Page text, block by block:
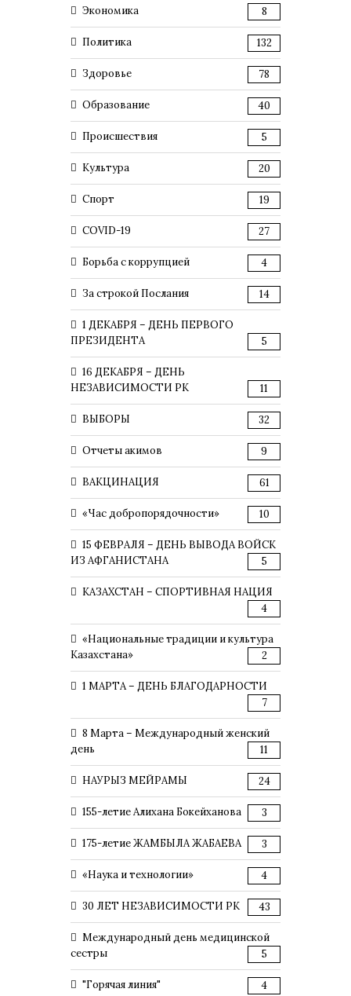
Экономика 8
Политика 132
Здоровье 78
Образование 40
Происшествия 5
Культура 20
Спорт 19
COVID-19 27
Борьба с коррупцией 4
За строкой Послания 14
1 ДЕКАБРЯ – ДЕНЬ ПЕРВОГО
ПРЕЗИДЕНТА
5
16 ДЕКАБРЯ – ДЕНЬ
НЕЗАВИСИМОСТИ РК
11
ВЫБОРЫ 32
Отчеты акимов 9
ВАКЦИНАЦИЯ 61
«Час добропорядочности» 10
15 ФЕВРАЛЯ – ДЕНЬ ВЫВОДА ВОЙСК
ИЗ АФГАНИСТАНА
5
КАЗАХСТАН – СПОРТИВНАЯ НАЦИЯ
4
«Национальные традиции и культура
Казахстана»
2
1 МАРТА – ДЕНЬ БЛАГОДАРНОСТИ
7
8 Марта – Международный женский
день
11
НАУРЫЗ МЕЙРАМЫ 24
155-летие Алихана Бокейханова 3
175-летие ЖАМБЫЛА ЖАБАЕВА 3
«Наука и технологии» 4
30 ЛЕТ НЕЗАВИСИМОСТИ РК 43
Международный день медицинской
сестры
5
"Горячая линия" 4